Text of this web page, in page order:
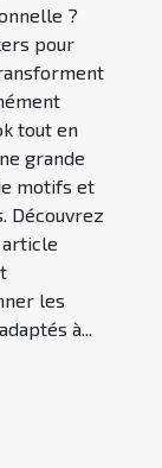
?
pour
tout en
grande
motifs et
Découvrez
article
les
à...